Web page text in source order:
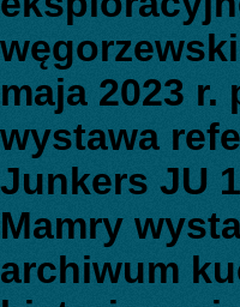
maja 2023
wystawa
Junkers JU
Mamry
archiwum